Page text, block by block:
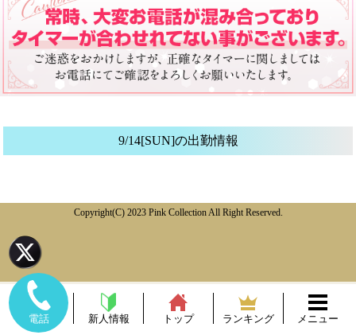
9/14[SUN]の出勤情報
Copyright(C) 2023 Pink Collection All Right Reserved.
電話 新人情報 トップ ランキング メニュー